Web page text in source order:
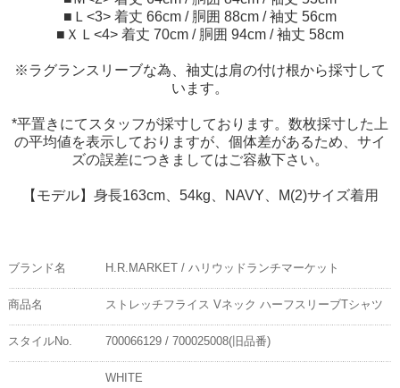
■Ｌ<3> 着丈 66cm / 胴囲 88cm / 袖丈 56cm
■ＸＬ<4> 着丈 70cm / 胴囲 94cm / 袖丈 58cm
※ラグランスリーブな為、袖丈は肩の付け根から採寸して
います。
*平置きにてスタッフが採寸しております。数枚採寸した上
の平均値を表示しておりますが、個体差があるため、サイ
ズの誤差につきましてはご容赦下さい。
【モデル】身長163cm、54kg、NAVY、M(2)サイズ着用
ブランド名 H.R.MARKET / ハリウッドランチマーケット
商品名 ストレッチフライス Vネック ハーフスリーブTシャツ
スタイルNo. 700066129 / 700025008(旧品番)
WHITE